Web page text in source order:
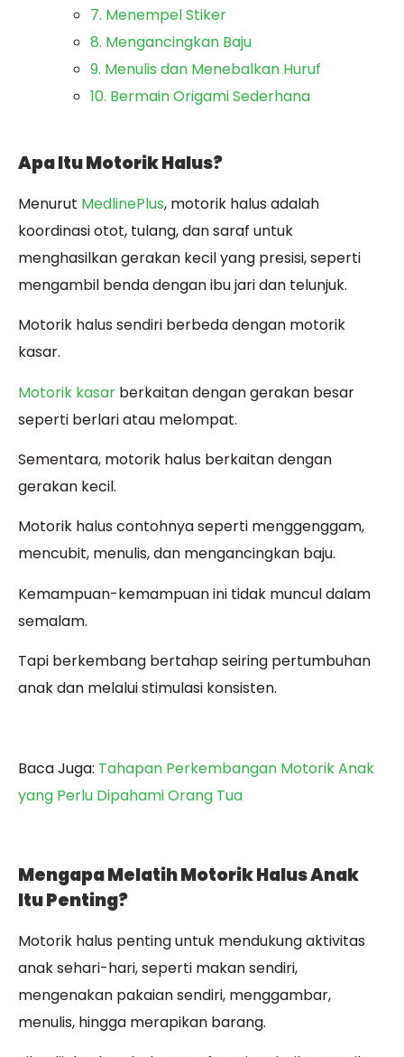
7. Menempel Stiker
8. Mengancingkan Baju
9. Menulis dan Menebalkan Huruf
10. Bermain Origami Sederhana
Apa Itu Motorik Halus?
Menurut MedlinePlus, motorik halus adalah
koordinasi otot, tulang, dan saraf untuk
menghasilkan gerakan kecil yang presisi, seperti
mengambil benda dengan ibu jari dan telunjuk.
Motorik halus sendiri berbeda dengan motorik
kasar.
Motorik kasar berkaitan dengan gerakan besar
seperti berlari atau melompat.
Sementara, motorik halus berkaitan dengan
gerakan kecil.
Motorik halus contohnya seperti menggenggam,
mencubit, menulis, dan mengancingkan baju.
Kemampuan-kemampuan ini tidak muncul dalam
semalam.
Tapi berkembang bertahap seiring pertumbuhan
anak dan melalui stimulasi konsisten.
Baca Juga: Tahapan Perkembangan Motorik Anak
yang Perlu Dipahami Orang Tua
Mengapa Melatih Motorik Halus Anak
Itu Penting?
Motorik halus penting untuk mendukung aktivitas
anak sehari-hari, seperti makan sendiri,
mengenakan pakaian sendiri, menggambar,
menulis, hingga merapikan barang.